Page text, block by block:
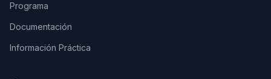
Programa
Documentación
Información Práctica